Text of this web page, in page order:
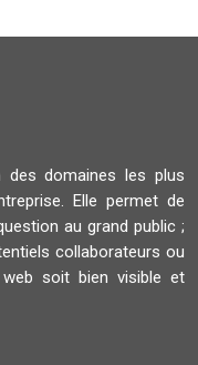
des domaines les plus
Elle permet de
au grand public ;
collaborateurs ou
soit bien visible et